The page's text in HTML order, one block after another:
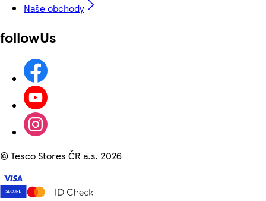
Naše obchody
followUs
©Tesco Stores ČR a.s. 2026